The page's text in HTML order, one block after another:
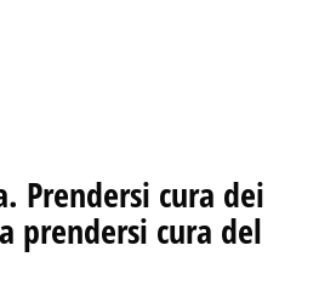
Prendersi cura dei
prendersi cura del